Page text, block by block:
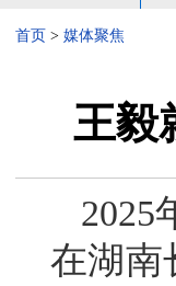
首页 > 媒体聚焦
王毅
2025
在湖南